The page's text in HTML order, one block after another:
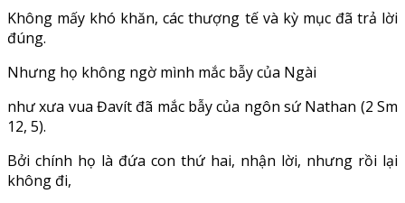
Không mấy khó khăn, các thượng tế và kỳ mục đã trả lời
đúng.
Nhưng họ không ngờ mình mắc bẫy của Ngài
như xưa vua Đavít đã mắc bẫy của ngôn sứ Nathan (2 Sm
12, 5).
Bởi chính họ là đứa con thứ hai, nhận lời, nhưng rồi lại
không đi,